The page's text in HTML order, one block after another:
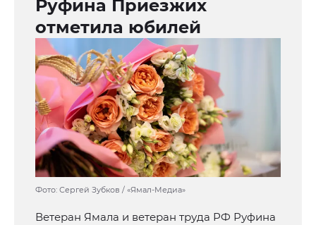
Руфина Приезжих
отметила юбилей
Фото: Сергей Зубков / «Ямал-Медиа»
Ветеран Ямала и ветеран труда РФ Руфина